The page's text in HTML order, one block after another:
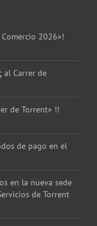
2026»!
al Carrer de
de Torrent» !!
de pago en el
en la nueva sede
de Torrent